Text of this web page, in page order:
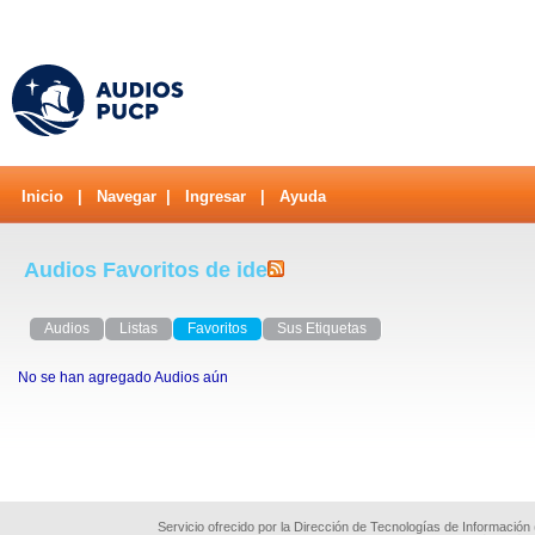
Inicio Navegar Ingresar Ayuda
Audios Favoritos de ide
Audios Listas Favoritos Sus Etiquetas
No se han agregado Audios aún
Servicio ofrecido por la Dirección de Tecnologías de